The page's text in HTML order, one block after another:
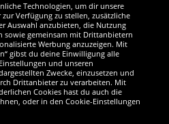
Technologien, um dir unsere
Verfügung zu stellen, zusätzliche
Auswahl anzubieten, die Nutzung
sowie gemeinsam mit Drittanbietern
Werbung anzuzeigen. Mit
gibst du deine Einwilligung alle
und unseren
Zwecke, einzusetzen und
Drittanbieter zu verarbeiten. Mit
Cookies hast du auch die
oder in den Cookie-Einstellungen